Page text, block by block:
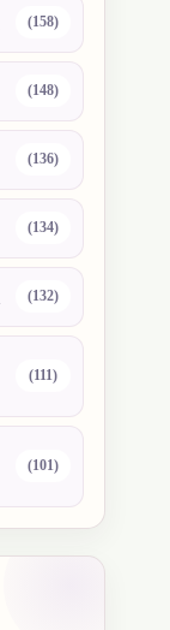
(158)
(148)
(136)
(134)
(132)
(111)
(101)